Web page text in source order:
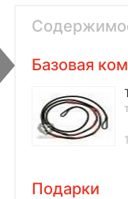
Базовая
Подарки